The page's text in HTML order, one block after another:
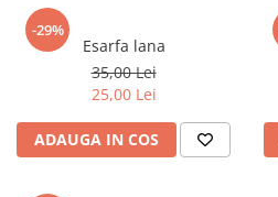
Veste
-29%
Esarfa lana
35,00 Lei
25,00 Lei
ADAUGA IN COS